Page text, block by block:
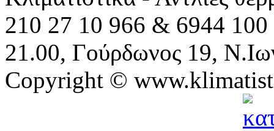
210 27 10 966 & 6944 100
21.00, Γούρδωνος 19,
Copyright ©